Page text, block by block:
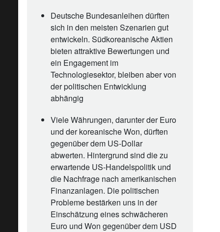
Deutsche Bundesanleihen dürften
sich in den meisten Szenarien gut
entwickeln. Südkoreanische Aktien
bieten attraktive Bewertungen und
ein Engagement im
Technologiesektor, bleiben aber von
der politischen Entwicklung
abhängig
Viele Währungen, darunter der Euro
und der koreanische Won, dürften
gegenüber dem US-Dollar
abwerten. Hintergrund sind die zu
erwartende US-Handelspolitik und
die Nachfrage nach amerikanischen
Finanzanlagen. Die politischen
Probleme bestärken uns in der
Einschätzung eines schwächeren
Euro und Won gegenüber dem USD